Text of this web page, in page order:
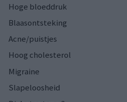
Hoge bloeddruk
Blaasontsteking
Acne/puistjes
Hoog cholesterol
Migraine
Slapeloosheid